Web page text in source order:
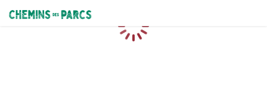
Chemins des Parcs
Chargement